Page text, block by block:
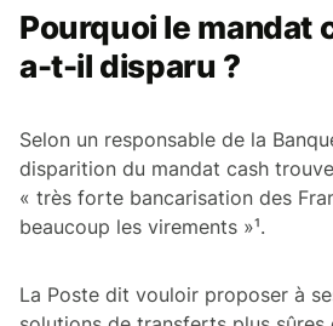
Pourquoi le mandat
a-t-il disparu ?
Selon un responsable de la
disparition du mandat cash
« très forte bancarisation des
beaucoup les virements »¹.
La Poste dit vouloir proposer à